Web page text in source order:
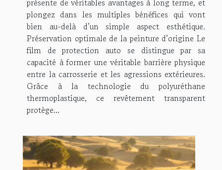
plongez dans les multiples bénéfices qui vont
bien au-delà d’un simple aspect esthétique.
Préservation optimale de la peinture d’origine Le
film de protection auto se distingue par sa
capacité à former une véritable barrière physique
entre la carrosserie et les agressions extérieures.
Grâce à la technologie du polyuréthane
thermoplastique, ce revêtement transparent
protège...